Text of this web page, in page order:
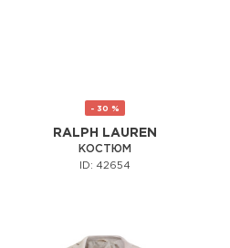
- 30 %
RALPH LAUREN
КОСТЮМ
ID: 42654